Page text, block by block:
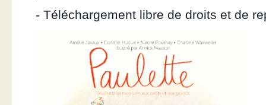
- Téléchargement libre de droits et de